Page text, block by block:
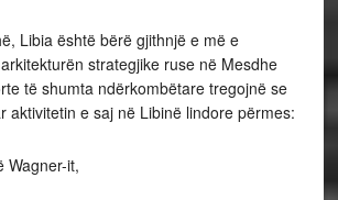
Libia është bërë gjithnjë e më e
strategjike ruse në Mesdhe
të shumta ndërkombëtare tregojnë se
aktivitetin e saj në Libinë lindore përmes:
Wagner-it,